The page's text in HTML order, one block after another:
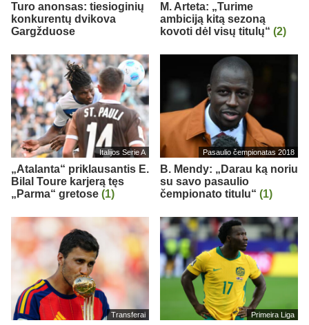
Turo anonsas: tiesioginių
konkurentų dvikova
Gargžduose
M. Arteta: „Turime
ambiciją kitą sezoną
kovoti dėl visų titulų“ (2)
Italijos Serie A
„Atalanta“ priklausantis E.
Bilal Toure karjerą tęs
„Parma“ gretose (1)
Pasaulio čempionatas 2018
B. Mendy: „Darau ką noriu
su savo pasaulio
čempionato titulu“ (1)
Transferai Primeira Liga